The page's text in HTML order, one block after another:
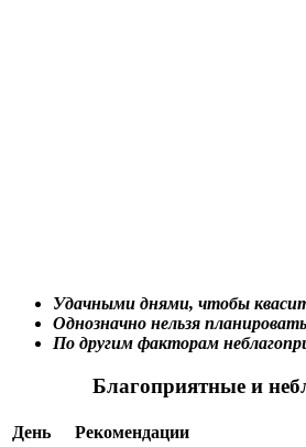
Удачными днями, чтобы
Однозначно нельзя
По другим факторам
Благоприятные и
День
Рекомендации